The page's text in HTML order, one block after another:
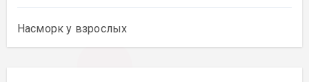
Насморк у взрослых